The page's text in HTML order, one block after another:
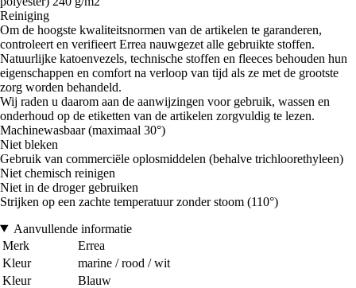
Reiniging
Om de hoogste kwaliteitsnormen van de artikelen te garanderen,
controleert en verifieert Errea nauwgezet alle gebruikte stoffen.
Natuurlijke katoenvezels, technische stoffen en fleeces behouden hun
eigenschappen en comfort na verloop van tijd als ze met de grootste
zorg worden behandeld.
Wij raden u daarom aan de aanwijzingen voor gebruik, wassen en
onderhoud op de etiketten van de artikelen zorgvuldig te lezen.
Machinewasbaar (maximaal 30°)
Niet bleken
Gebruik van commerciële oplosmiddelen (behalve trichloorethyleen)
Niet chemisch reinigen
Niet in de droger gebruiken
Strijken op een zachte temperatuur zonder stoom (110°)
Aanvullende informatie
Merk
Errea
Kleur
marine / rood / wit
Kleur
Blauw